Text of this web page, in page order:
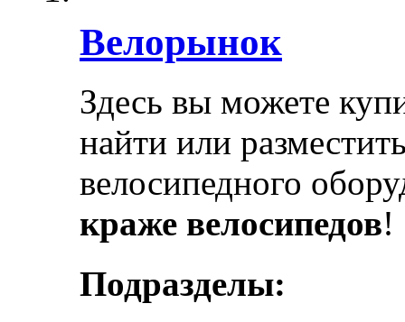
Велорынок
Здесь вы можете
найти или
велосипедного
краже велосипедов!
Подразделы: